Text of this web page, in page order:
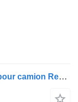
Turbocompresseur 209TA17804000 pour camion Renault PREMIUM 420